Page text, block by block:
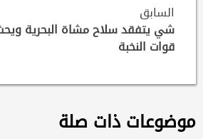
Continue
Reading
السابق
شي يتفقد سلاح مشاة البحرية
قوات النخبة
موضوعات ذات صلة